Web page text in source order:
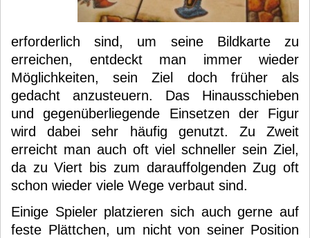
erforderlich sind, um seine Bildkarte zu
erreichen, entdeckt man immer wieder
Möglichkeiten, sein Ziel doch früher als
gedacht anzusteuern. Das Hinausschieben
und gegenüberliegende Einsetzen der Figur
wird dabei sehr häufig genutzt. Zu Zweit
erreicht man auch oft viel schneller sein Ziel,
da zu Viert bis zum darauffolgenden Zug oft
schon wieder viele Wege verbaut sind.
Einige Spieler platzieren sich auch gerne auf
feste Plättchen, um nicht von seiner Position